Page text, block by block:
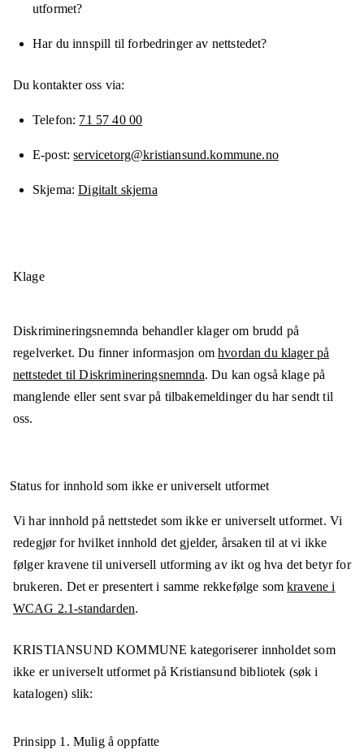
utformet?
Har du innspill til forbedringer av nettstedet?
Du kontakter oss via:
Telefon 71 57 40 00
E-post servicetorg@kristiansund.kommune.no
Skjema Digitalt skjema
Klage
Diskrimineringsnemnda behandler klager om brudd på
regelverket. Du finner informasjon omhvordan du klager på
nettstedet til Diskrimineringsnemnda. Du kan også klage på
manglende eller sent svar på tilbakemeldinger du har sendt til
oss.
Status for innhold som ikke er universelt utformet
Vi har innhold på nettstedet som ikke er universelt utformet. Vi
redegjør for hvilket innhold det gjelder, årsaken til at vi ikke
følger kravene til universell utforming av ikt og hva det betyr for
brukeren. Det er presentert i samme rekkefølge somkravene i
WCAG 2.1-standarden.
KRISTIANSUND KOMMUNE kategoriserer innholdet som
ikke er universelt utformet på Kristiansund bibliotek (søk i
katalogen) slik:
Prinsipp 1. Mulig å oppfatte